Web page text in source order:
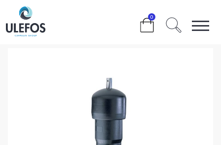
0
>>>